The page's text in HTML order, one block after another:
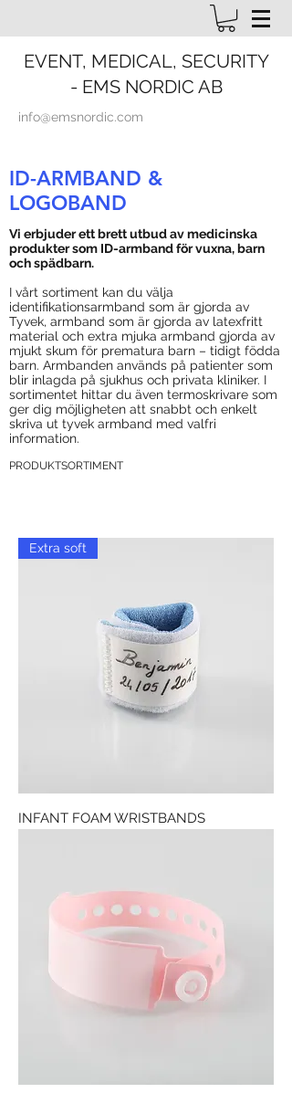
EVENT, MEDICAL, SECURITY
- EMS NORDIC AB
info@emsnordic.com
ID-ARMBAND &
LOGOBAND
Vi erbjuder ett brett utbud av medicinska
produkter som ID-armband för vuxna, barn
och spädbarn.
I vårt sortiment kan du välja
identifikationsarmband som är gjorda av
Tyvek, armband som är gjorda av latexfritt
material och extra mjuka armband gjorda av
mjukt skum för prematura barn – tidigt födda
barn. Armbanden används på patienter som
blir inlagda på sjukhus och privata kliniker. I
sortimentet hittar du även termoskrivare som
ger dig möjligheten att snabbt och enkelt
skriva ut tyvek armband med valfri
information.
PRODUKTSORTIMENT
Extra soft
INFANT FOAM WRISTBANDS